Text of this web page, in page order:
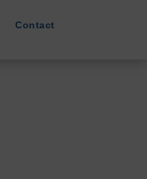
Contact